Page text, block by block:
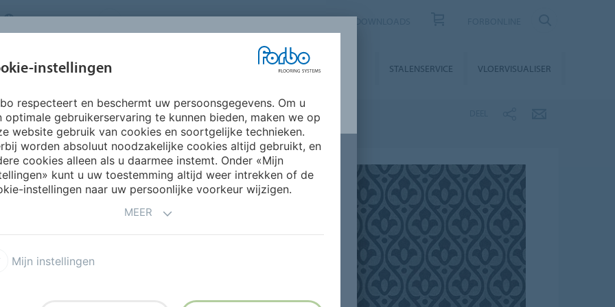
NETHERLANDS
SEGMENTEN
INSPIRATIE &
REFERENTIES
DUURZAAMHEID
INSTALLATIE &
ONDERHOUD
STALENSERVICE VLOERVISUALISER
Hospitality & Leisure
leisure
gecreëerd met
segment. De
bieden comfort en
instellingen
respecteert en beschermt uw persoonsgegevens. Om u
optimale gebruikerservaring te kunnen bieden, maken we op
website gebruik van cookies en soortgelijke technieken.
worden absoluut noodzakelijke cookies altijd gebruikt, en
cookies alleen als u daarmee instemt. Onder «Mijn
kunt u uw toestemming altijd weer intrekken of de
instellingen naar uw persoonlijke voorkeur wijzigen.
MEER
Mijn instellingen